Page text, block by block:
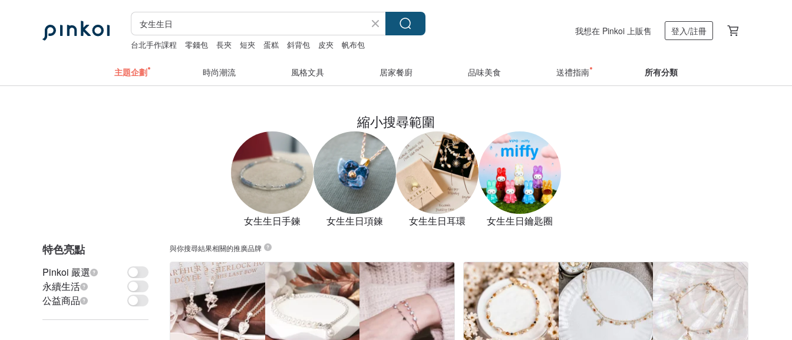
台北手作課程 零錢包 長夾 短夾 蛋糕 斜背包 皮夾 帆布包
我想在 Pinkoi 上販售 登入/註冊
主題企劃 時尚潮流 風格文具 居家餐廚 品味美食 送禮指南 所有分類
縮小搜尋範圍
女生生日手鍊 女生生日項鍊 女生生日耳環 女生生日鑰匙圈
特色亮點
Pinkoi 嚴選
永續生活
公益商品
與你搜尋結果相關的推廣品牌